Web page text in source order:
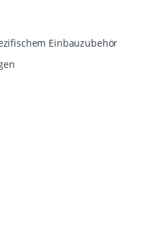
Einbauzubehör